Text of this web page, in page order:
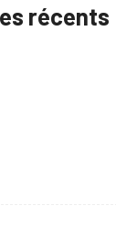
récents